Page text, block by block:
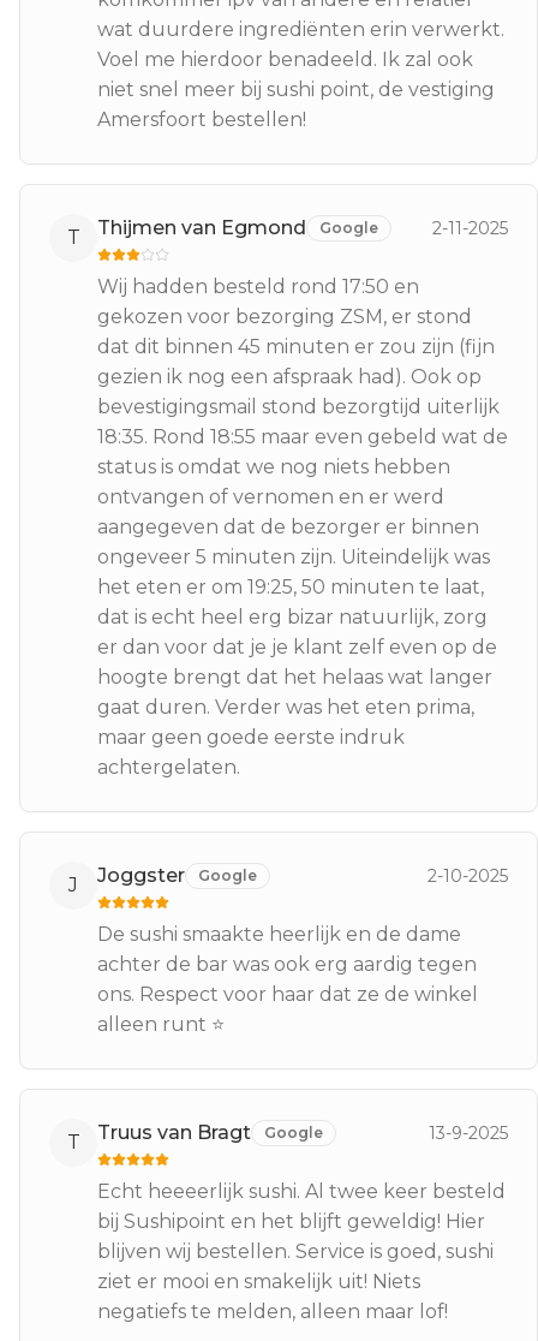
wat duurdere ingrediënten erin verwerkt.
Voel me hierdoor benadeeld. Ik zal ook
niet snel meer bij sushi point, de vestiging
Amersfoort bestellen!
T Thijmen van Egmond Google 2-11-2025
Wij hadden besteld rond 17:50 en
gekozen voor bezorging ZSM, er stond
dat dit binnen 45 minuten er zou zijn (fijn
gezien ik nog een afspraak had). Ook op
bevestigingsmail stond bezorgtijd uiterlijk
18:35. Rond 18:55 maar even gebeld wat de
status is omdat we nog niets hebben
ontvangen of vernomen en er werd
aangegeven dat de bezorger er binnen
ongeveer 5 minuten zijn. Uiteindelijk was
het eten er om 19:25, 50 minuten te laat,
dat is echt heel erg bizar natuurlijk, zorg
er dan voor dat je je klant zelf even op de
hoogte brengt dat het helaas wat langer
gaat duren. Verder was het eten prima,
maar geen goede eerste indruk
achtergelaten.
J Joggster Google 2-10-2025
De sushi smaakte heerlijk en de dame
achter de bar was ook erg aardig tegen
ons. Respect voor haar dat ze de winkel
alleen runt ⭐
T Truus van Bragt Google 13-9-2025
Echt heeeerlijk sushi. Al twee keer besteld
bij Sushipoint en het blijft geweldig! Hier
blijven wij bestellen. Service is goed, sushi
ziet er mooi en smakelijk uit! Niets
negatiefs te melden, alleen maar lof!